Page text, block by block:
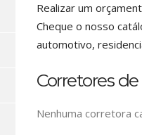
Realizar um
Cheque o nosso
automotivo,
Corretores
Nenhuma corretora